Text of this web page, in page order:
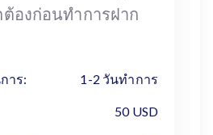
องก่อนทำการฝาก
าร: 1-2 วันทำการ
50 USD